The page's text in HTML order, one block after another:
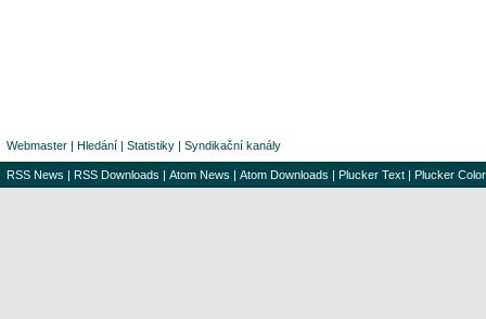
Webmaster | Hledání | Statistiky | Syndikační kanály
RSS News | RSS Downloads | Atom News | Atom Downloads | Plucker Text | Plucker Color